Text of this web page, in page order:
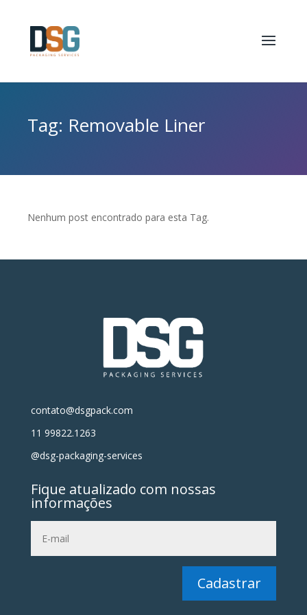
Tag: Removable Liner
Nenhum post encontrado para esta Tag.
contato@dsgpack.com
11 99822.1263
@dsg-packaging-services
Fique atualizado com nossas
informações
Cadastrar